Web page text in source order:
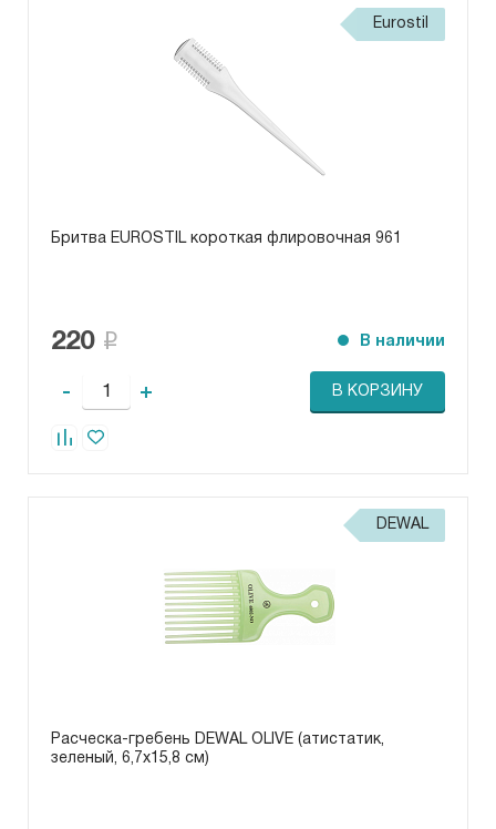
Eurostil
Бритва EUROSTIL короткая флировочная 961
220 В наличии
- + В КОРЗИНУ
DEWAL
Расческа-гребень DEWAL OLIVE (атистатик,
зеленый, 6,7х15,8 см)